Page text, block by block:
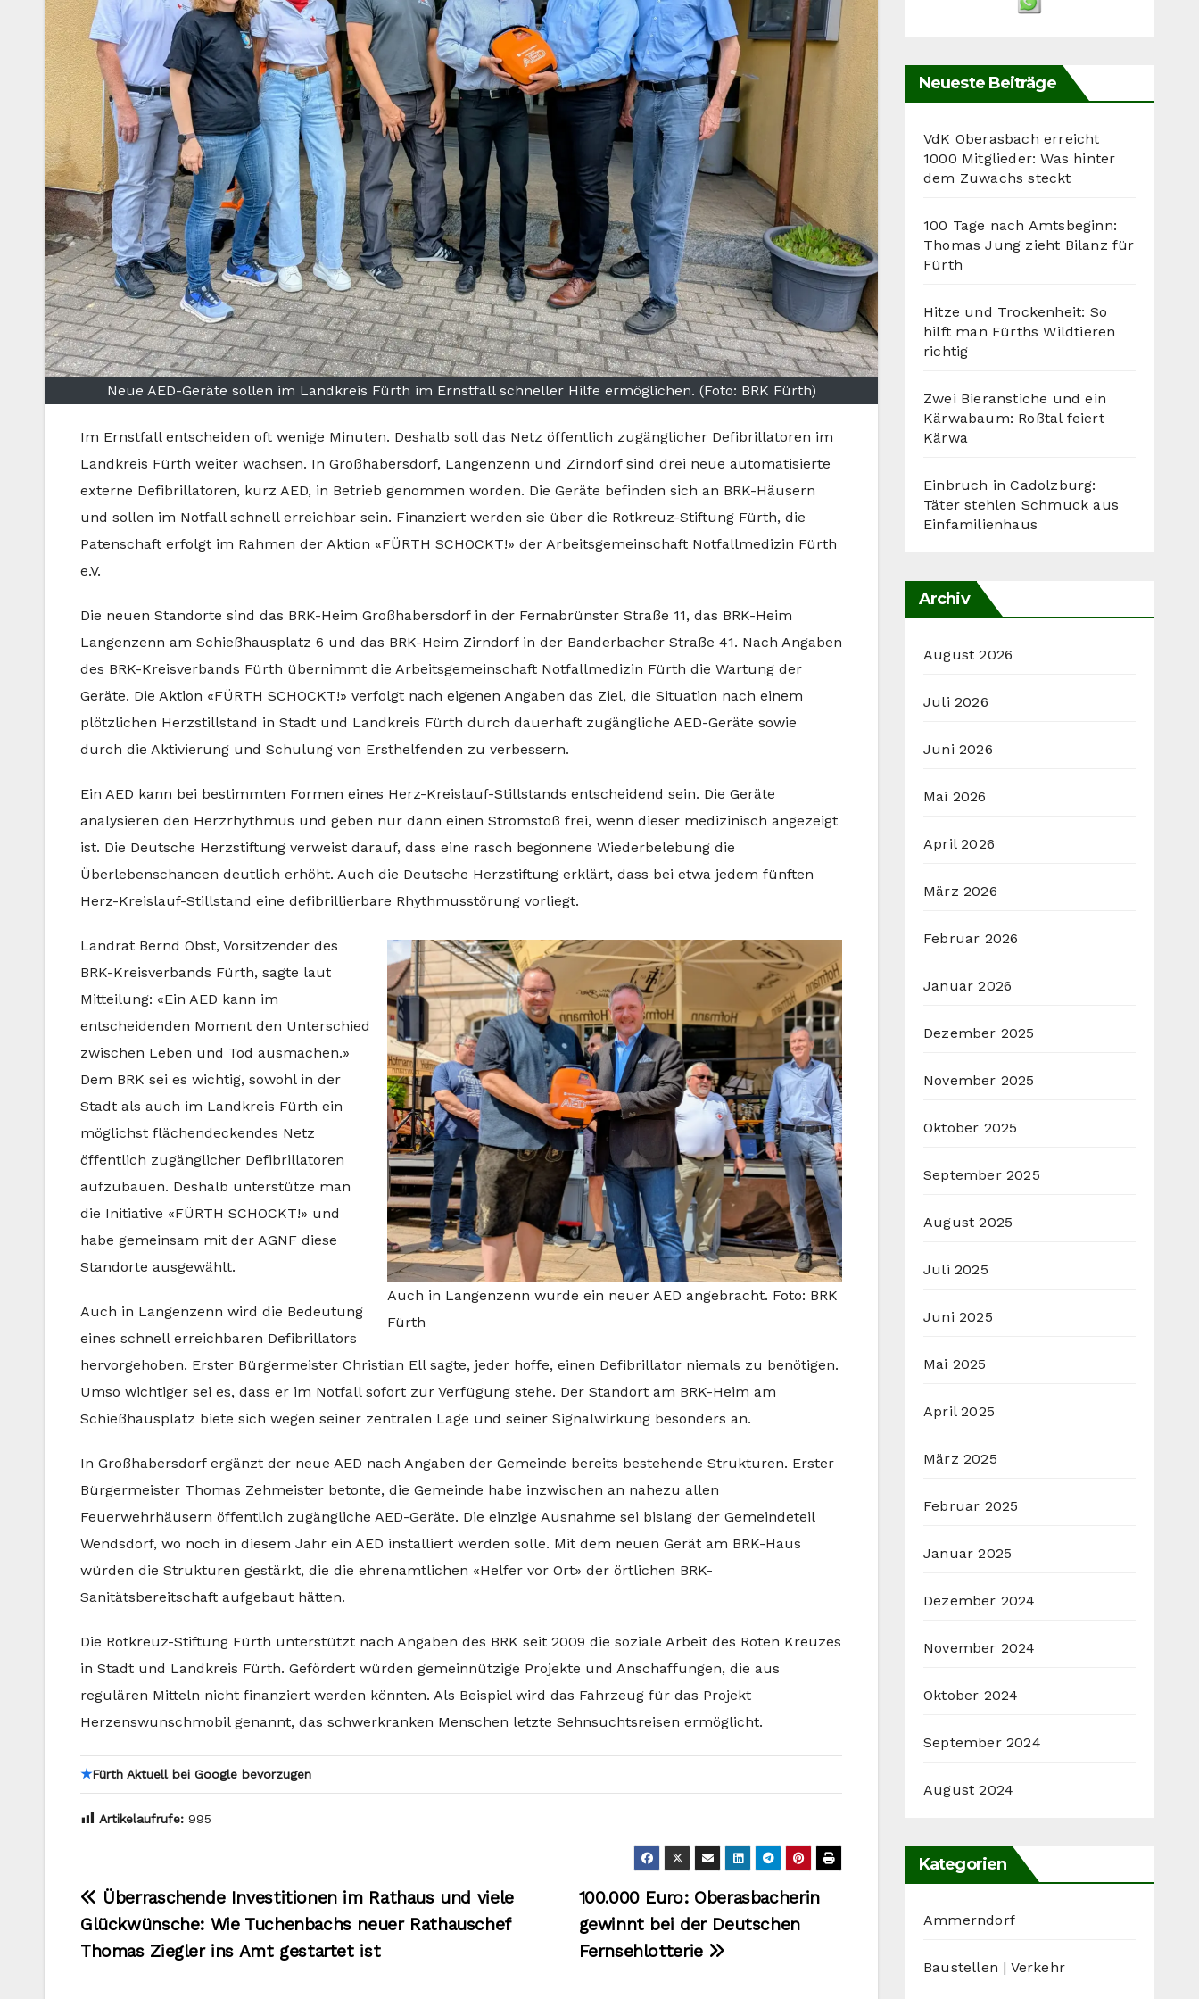
Neue AED-Geräte sollen im Landkreis Fürth im Ernstfall schneller Hilfe ermöglichen. (Foto: BRK Fürth)
Im Ernstfall entscheiden oft wenige Minuten. Deshalb soll das Netz öffentlich zugänglicher Defibrillatoren im
Landkreis Fürth weiter wachsen. In Großhabersdorf, Langenzenn und Zirndorf sind drei neue automatisierte
externe Defibrillatoren, kurz AED, in Betrieb genommen worden. Die Geräte befinden sich an BRK-Häusern
und sollen im Notfall schnell erreichbar sein. Finanziert werden sie über die Rotkreuz-Stiftung Fürth, die
Patenschaft erfolgt im Rahmen der Aktion «FÜRTH SCHOCKT!» der Arbeitsgemeinschaft Notfallmedizin Fürth
e.V.
Die neuen Standorte sind das BRK-Heim Großhabersdorf in der Fernabrünster Straße 11, das BRK-Heim
Langenzenn am Schießhausplatz 6 und das BRK-Heim Zirndorf in der Banderbacher Straße 41. Nach Angaben
des BRK-Kreisverbands Fürth übernimmt die Arbeitsgemeinschaft Notfallmedizin Fürth die Wartung der
Geräte. Die Aktion «FÜRTH SCHOCKT!» verfolgt nach eigenen Angaben das Ziel, die Situation nach einem
plötzlichen Herzstillstand in Stadt und Landkreis Fürth durch dauerhaft zugängliche AED-Geräte sowie
durch die Aktivierung und Schulung von Ersthelfenden zu verbessern.
Ein AED kann bei bestimmten Formen eines Herz-Kreislauf-Stillstands entscheidend sein. Die Geräte
analysieren den Herzrhythmus und geben nur dann einen Stromstoß frei, wenn dieser medizinisch angezeigt
ist. Die Deutsche Herzstiftung verweist darauf, dass eine rasch begonnene Wiederbelebung die
Überlebenschancen deutlich erhöht. Auch die Deutsche Herzstiftung erklärt, dass bei etwa jedem fünften
Herz-Kreislauf-Stillstand eine defibrillierbare Rhythmusstörung vorliegt.
Auch in Langenzenn wurde ein neuer AED angebracht. Foto: BRK
Fürth
Landrat Bernd Obst, Vorsitzender des
BRK-Kreisverbands Fürth, sagte laut
Mitteilung: «Ein AED kann im
entscheidenden Moment den Unterschied
zwischen Leben und Tod ausmachen.»
Dem BRK sei es wichtig, sowohl in der
Stadt als auch im Landkreis Fürth ein
möglichst flächendeckendes Netz
öffentlich zugänglicher Defibrillatoren
aufzubauen. Deshalb unterstütze man
die Initiative «FÜRTH SCHOCKT!» und
habe gemeinsam mit der AGNF diese
Standorte ausgewählt.
Auch in Langenzenn wird die Bedeutung
eines schnell erreichbaren Defibrillators
hervorgehoben. Erster Bürgermeister Christian Ell sagte, jeder hoffe, einen Defibrillator niemals zu benötigen.
Umso wichtiger sei es, dass er im Notfall sofort zur Verfügung stehe. Der Standort am BRK-Heim am
Schießhausplatz biete sich wegen seiner zentralen Lage und seiner Signalwirkung besonders an.
In Großhabersdorf ergänzt der neue AED nach Angaben der Gemeinde bereits bestehende Strukturen. Erster
Bürgermeister Thomas Zehmeister betonte, die Gemeinde habe inzwischen an nahezu allen
Feuerwehrhäusern öffentlich zugängliche AED-Geräte. Die einzige Ausnahme sei bislang der Gemeindeteil
Wendsdorf, wo noch in diesem Jahr ein AED installiert werden solle. Mit dem neuen Gerät am BRK-Haus
würden die Strukturen gestärkt, die die ehrenamtlichen «Helfer vor Ort» der örtlichen BRK-
Sanitätsbereitschaft aufgebaut hätten.
Die Rotkreuz-Stiftung Fürth unterstützt nach Angaben des BRK seit 2009 die soziale Arbeit des Roten Kreuzes
in Stadt und Landkreis Fürth. Gefördert würden gemeinnützige Projekte und Anschaffungen, die aus
regulären Mitteln nicht finanziert werden könnten. Als Beispiel wird das Fahrzeug für das Projekt
Herzenswunschmobil genannt, das schwerkranken Menschen letzte Sehnsuchtsreisen ermöglicht.
★Fürth Aktuell bei Google bevorzugen
Artikelaufrufe: 995
Beitragsnavigation
100.000 Euro: Oberasbacherin
gewinnt bei der Deutschen
Fernsehlotterie
Überraschende Investitionen im Rathaus und viele
Glückwünsche: Wie Tuchenbachs neuer Rathauschef
Thomas Ziegler ins Amt gestartet ist
Neueste Beiträge
VdK Oberasbach erreicht
1000 Mitglieder: Was hinter
dem Zuwachs steckt
100 Tage nach Amtsbeginn:
Thomas Jung zieht Bilanz für
Fürth
Hitze und Trockenheit: So
hilft man Fürths Wildtieren
richtig
Zwei Bieranstiche und ein
Kärwabaum: Roßtal feiert
Kärwa
Einbruch in Cadolzburg:
Täter stehlen Schmuck aus
Einfamilienhaus
Archiv
August 2026
Juli 2026
Juni 2026
Mai 2026
April 2026
März 2026
Februar 2026
Januar 2026
Dezember 2025
November 2025
Oktober 2025
September 2025
August 2025
Juli 2025
Juni 2025
Mai 2025
April 2025
März 2025
Februar 2025
Januar 2025
Dezember 2024
November 2024
Oktober 2024
September 2024
August 2024
Kategorien
Ammerndorf
Baustellen | Verkehr